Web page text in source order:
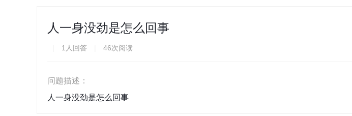
人一身没劲是怎么回事
1人回答 46次阅读
问题描述：
人一身没劲是怎么回事